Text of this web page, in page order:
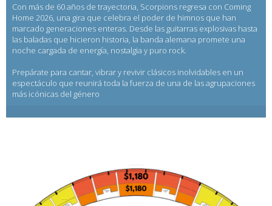
Con más de 60 años de trayectoria, Scorpions regresa con Coming
Home 2026, una gira que celebra el poder de himnos que han
marcado generaciones enteras. Desde las guitarras explosivas hasta
las baladas que hicieron historia, la banda alemana promete una
noche cargada de energía, nostalgia y puro rock.
Prepárate para cantar, vibrar y revivir clásicos inolvidables en un
espectáculo que reunirá toda la fuerza de una de las agrupaciones
más icónicas del género